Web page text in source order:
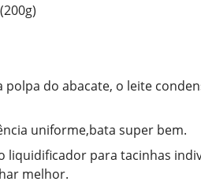
do abacate, o leite
uniforme,bata super bem.
liquidificador para tacinhas
melhor.